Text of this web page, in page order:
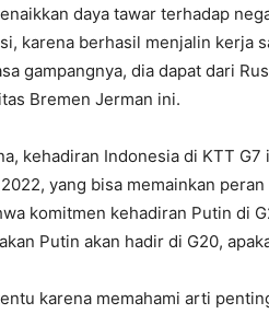
daya tawar terhadap
karena berhasil menjalin kerja
gampangnya, dia dapat dari
Bremen Jerman ini.
kehadiran Indonesia di KTT
yang bisa memainkan
komitmen kehadiran Putin di
Putin akan hadir di G20,
karena memahami arti